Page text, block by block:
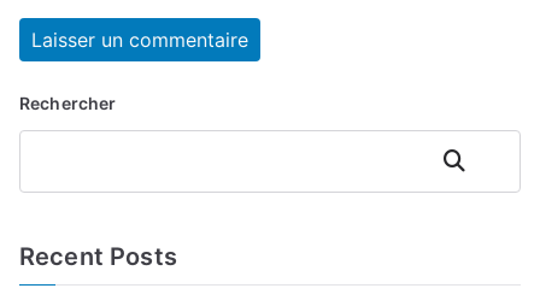
Rechercher
Rechercher
Recent Posts